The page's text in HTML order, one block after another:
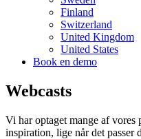
Finland
Switzerland
United Kingdom
United States
Book en demo
Webcasts
Vi har optaget mange af
inspiration, lige når det passer